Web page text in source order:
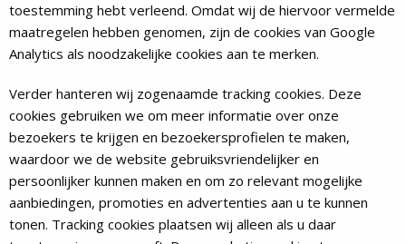
toestemming hebt verleend. Omdat wij de hiervoor vermelde
maatregelen hebben genomen, zijn de cookies van Google
Analytics als noodzakelijke cookies aan te merken.
Verder hanteren wij zogenaamde tracking cookies. Deze
cookies gebruiken we om meer informatie over onze
bezoekers te krijgen en bezoekersprofielen te maken,
waardoor we de website gebruiksvriendelijker en
persoonlijker kunnen maken en om zo relevant mogelijke
aanbiedingen, promoties en advertenties aan u te kunnen
tonen. Tracking cookies plaatsen wij alleen als u daar